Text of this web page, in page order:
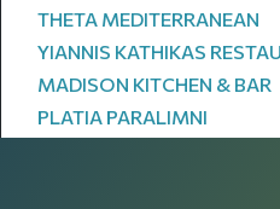
THETA MEDITERRANEAN
YIANNIS KATHIKAS
MADISON KITCHEN & BAR
PLATIA PARALIMNI